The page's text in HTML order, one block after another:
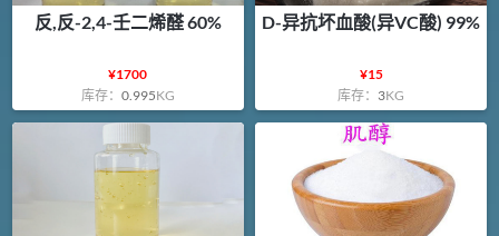
反,反-2,4-壬二烯醛 60%
¥1700
库存： 0.995KG
D-异抗坏血酸(异VC酸) 99%
¥15
库存： 3KG